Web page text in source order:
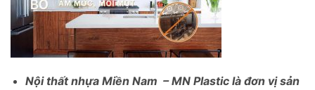
Nội thất nhựa Miền Nam – MN Plastic là đơn vị sản